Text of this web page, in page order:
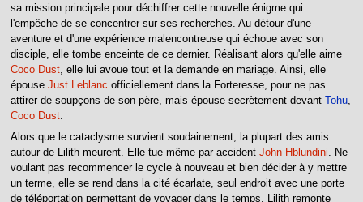
sa mission principale pour déchiffrer cette nouvelle énigme qui
l'empêche de se concentrer sur ses recherches. Au détour d'une
aventure et d'une expérience malencontreuse qui échoue avec son
disciple, elle tombe enceinte de ce dernier. Réalisant alors qu'elle aime
Coco Dust, elle lui avoue tout et la demande en mariage. Ainsi, elle
épouse Just Leblanc officiellement dans la Forteresse, pour ne pas
attirer de soupçons de son père, mais épouse secrètement devant
Tohu,
Coco Dust.
Alors que le cataclysme survient soudainement, la plupart des amis
autour de Lilith meurent. Elle tue même par accident John Hblundini . Ne
voulant pas recommencer le cycle à nouveau et bien décider à y mettre
un terme, elle se rend dans la cité écarlate, seul endroit avec une porte
de téléportation permettant de voyager dans le temps. Lilith remonte